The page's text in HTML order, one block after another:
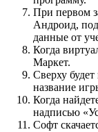
При первом
Андроид,
данные от
Когда
Маркет.
Сверху
название
Когда
надписью
Софт